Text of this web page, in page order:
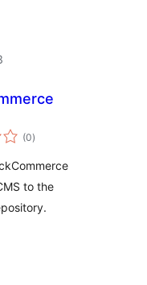
(0celkové
hodnocení
)
to the